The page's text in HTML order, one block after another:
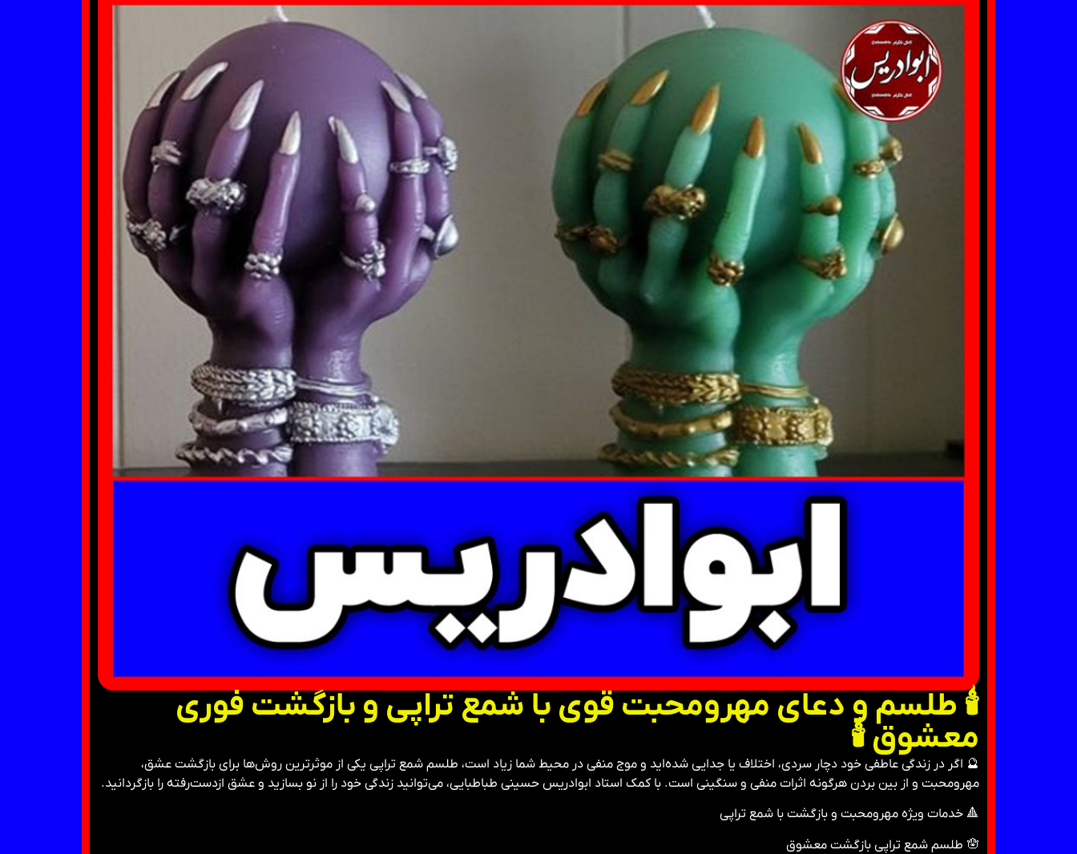
🕯 طلسم و دعای مهرومحبت قوی با شمع تراپی و بازگشت فوری
معشوق 🕯
🔮 اگر در زندگی عاطفی خود دچار سردی، اختلاف یا جدایی شده‌اید و موج منفی در محیط شما زیاد است، طلسم شمع تراپی یکی از موثرترین روش‌ها برای بازگشت عشق،
مهرومحبت و از بین بردن هرگونه اثرات منفی و سنگینی است. با کمک استاد ابوادریس حسینی طباطبایی، می‌توانید زندگی خود را از نو بسازید و عشق ازدست‌رفته را بازگردانید.
🔺 خدمات ویژه مهرومحبت و بازگشت با شمع تراپی
🪬 طلسم شمع تراپی بازگشت معشوق